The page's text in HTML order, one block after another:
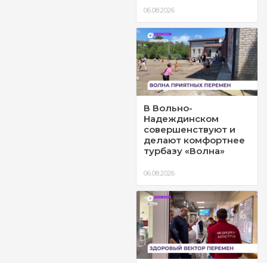
06.08.2026
В Вольно-
Надеждинском
совершенствуют и
делают комфортнее
турбазу «Волна»
06.08.2026